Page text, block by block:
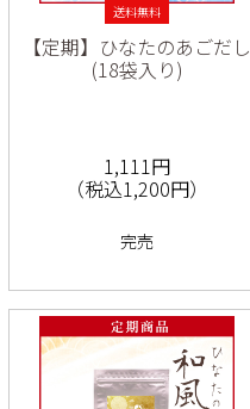
送料無料
【定期】ひなたのあごだし
(18袋入り)
1,111円
（税込1,200円）
完売